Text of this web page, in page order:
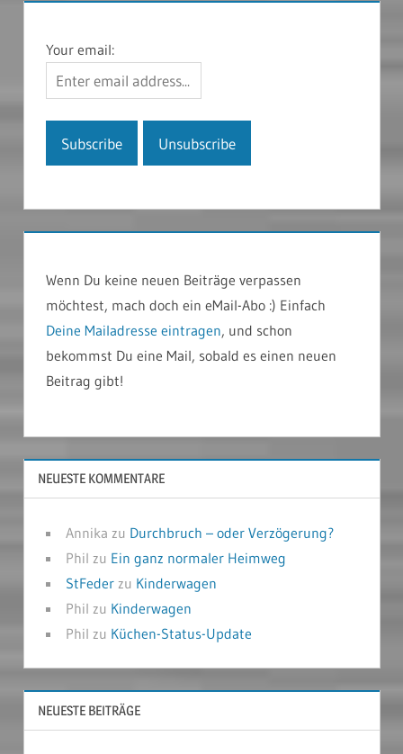
Your email:
Wenn Du keine neuen Beiträge verpassen
möchtest, mach doch ein eMail-Abo :) Einfach
Deine Mailadresse eintragen, und schon
bekommst Du eine Mail, sobald es einen neuen
Beitrag gibt!
NEUESTE KOMMENTARE
Annika zu Durchbruch – oder Verzögerung?
Phil zu Ein ganz normaler Heimweg
StFederzu Kinderwagen
Phil zu Kinderwagen
Phil zu Küchen-Status-Update
NEUESTE BEITRÄGE